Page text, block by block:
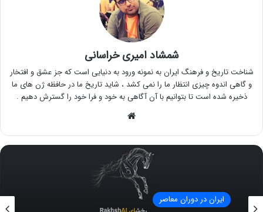
شمشاد امیری خراسانی
شناخت تاریخ و فرهنگ ایران به نمونه ورود به دنیایی است که جز عشق و افتخار
و گاهی اندوه چیزی انتظار ما را نمی کشد ، شاید تاریخ ما در حافظه ژن های ما
ذخیره شده است تا بتوانیم با آن آگاهی به خود و فرا خود را گسترش دهیم .
ایران در دوران معاصر